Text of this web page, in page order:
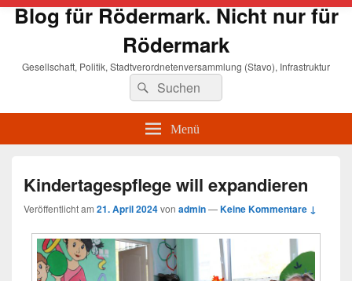
Blog für Rödermark. Nicht nur für
Rödermark
Gesellschaft, Politik, Stadtverordnetenversammlung (Stavo), Infrastruktur
Suchen
nach:
Suchen
Menü
Kindertagespflege will expandieren
Veröffentlicht am 21. April 2024von admin—Keine Kommentare ↓